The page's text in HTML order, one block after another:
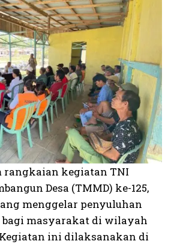
rangkaian kegiatan TNI
Desa (TMMD) ke-125,
menggelar penyuluhan
bagi masyarakat di wilayah
ini dilaksanakan di